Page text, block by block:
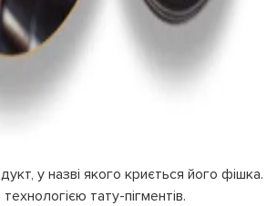
у назві якого криється його фішка.
технологією тату-пігментів.